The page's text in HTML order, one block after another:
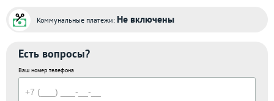
Коммунальные платежи: Не включены
Есть вопросы?
Ваш номер телефона